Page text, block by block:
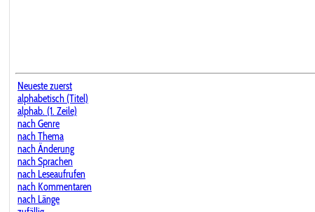
Neueste zuerst
alphabetisch (Titel)
alphab. (1. Zeile)
nach Genre
nach Thema
nach Änderung
nach Sprachen
nach Leseaufrufen
nach Kommentaren
nach Länge